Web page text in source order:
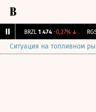
BRZL 1 474 -0,27%↓ RGSS
Ситуация на топливном